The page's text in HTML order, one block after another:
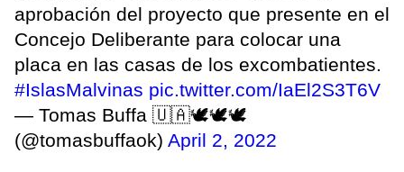
aprobación del proyecto que presente en el
Concejo Deliberante para colocar una
placa en las casas de los excombatientes.
#IslasMalvinas pic.twitter.com/IaEl2S3T6V
— Tomas Buffa 🇺🇦🕊🕊🕊
(@tomasbuffaok) April 2, 2022